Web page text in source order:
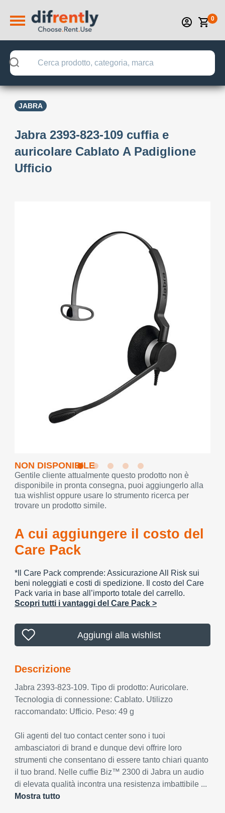
0
JABRA
Jabra 2393-823-109 cuffia e
auricolare Cablato A Padiglione
Ufficio
NON DISPONIBILE
Gentile cliente attualmente questo prodotto non è
disponibile in pronta consegna, puoi aggiungerlo alla
tua wishlist oppure usare lo strumento ricerca per
trovare un prodotto simile.
A cui aggiungere il costo del
Care Pack
*Il Care Pack comprende: Assicurazione All Risk sui
beni noleggiati e costi di spedizione. Il costo del Care
Pack varia in base all’importo totale del carrello.
Scopri tutti i vantaggi del Care Pack >
Aggiungi alla wishlist
Descrizione
Jabra 2393-823-109. Tipo di prodotto: Auricolare.
Tecnologia di connessione: Cablato. Utilizzo
raccomandato: Ufficio. Peso: 49 g
Gli agenti del tuo contact center sono i tuoi
ambasciatori di brand e dunque devi offrire loro
strumenti che consentano di essere tanto chiari quanto
il tuo brand. Nelle cuffie Biz™ 2300 di Jabra un audio
di elevata qualità incontra una resistenza imbattibile ...
Mostra tutto